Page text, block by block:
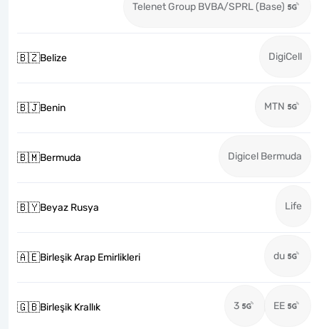
Telenet Group BVBA/SPRL (Base)
🇧🇿Belize DigiCell
🇧🇯Benin MTN
🇧🇲Bermuda Digicel Bermuda
🇧🇾Beyaz Rusya Life
🇦🇪Birleşik Arap Emirlikleri du
🇬🇧Birleşik Krallık 3 EE